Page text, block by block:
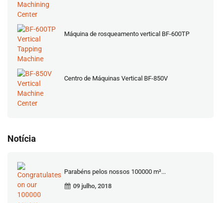
Máquina de rosqueamento vertical BF-600TP
Centro de Máquinas Vertical BF-850V
Notícia
Parabéns pelos nossos 100000 m²...
09 julho, 2018